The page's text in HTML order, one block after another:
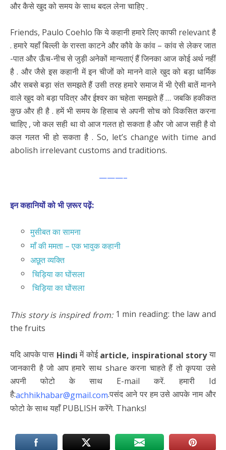
और कैसे खुद को समय के साथ बदल लेना चाहिए .
Friends, Paulo Coehlo कि ये कहानी हमारे लिए काफी relevant है
. हमारे यहाँ बिल्ली के रास्ता काटने और कौवे के कांव – कांव से लेकर जात
-पात और ऊँच-नीच से जुड़ी अनेकों मान्यताएं हैं जिनका आज कोई अर्थ नहीं
है . और जैसे इस कहानी में इन चीजों को मानने वाले खुद को बड़ा धार्मिक
और सबसे बड़ा संत समझते हैं उसी तरह हमारे समाज में भी ऐसी बातें मानने
वाले खुद को बड़ा पवित्र और ईश्वर का चहेता समझते हैं … जबकि हकीकत
कुछ और ही है . हमें भी समय के हिसाब से अपनी सोच को विकसित करना
चाहिए , जो कल सही था वो आज गलत हो सकता है और जो आज सही है वो
कल गलत भी हो सकता है . So, let’s change with time and
abolish irrelevant customs and traditions.
———–
इन कहानियों को भी ज़रूर पढ़ें:
मुसीबत का सामना
माँ की ममता – एक भावुक कहानी
अछूत व्यक्ति
चिड़िया का घोंसला
चिड़िया का घोंसला
This story is inspired from: 1 min reading: the law and
the fruits
यदि आपके पास Hindiमें कोईarticle, inspirational storyया
जानकारी है जो आप हमारे साथ share करना चाहते हैं तो कृपया उसे
अपनी फोटो के साथ E-mail करें. हमारी Id
है:achhikhabar@gmail.com.पसंद आने पर हम उसे आपके नाम और
फोटो के साथ यहाँ PUBLISH करेंगे. Thanks!